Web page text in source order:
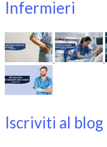
Infermieri
Iscriviti al blog